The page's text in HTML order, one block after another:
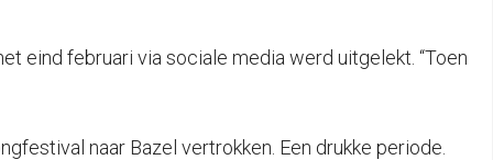
eind februari via sociale media werd uitgelekt. “Toen
naar Bazel vertrokken. Een drukke periode.